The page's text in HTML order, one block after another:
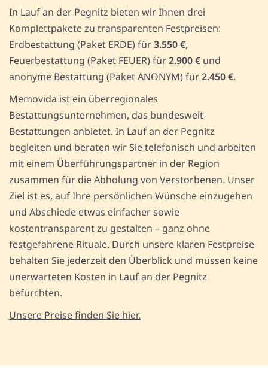
In Lauf an der Pegnitz bieten wir Ihnen drei
Komplettpakete zu transparenten Festpreisen:
Erdbestattung (Paket ERDE) für3.550 €,
Feuerbestattung (Paket FEUER) für2.900 € und
anonyme Bestattung (Paket ANONYM) für2.450 €.
Memovida ist ein überregionales
Bestattungsunternehmen, das bundesweit
Bestattungen anbietet. In Lauf an der Pegnitz
begleiten und beraten wir Sie telefonisch und arbeiten
mit einem Überführungspartner in der Region
zusammen für die Abholung von Verstorbenen. Unser
Ziel ist es, auf Ihre persönlichen Wünsche einzugehen
und Abschiede etwas einfacher sowie
kostentransparent zu gestalten – ganz ohne
festgefahrene Rituale. Durch unsere klaren Festpreise
behalten Sie jederzeit den Überblick und müssen keine
unerwarteten Kosten in Lauf an der Pegnitz
befürchten.
Unsere Preise finden Sie hier.